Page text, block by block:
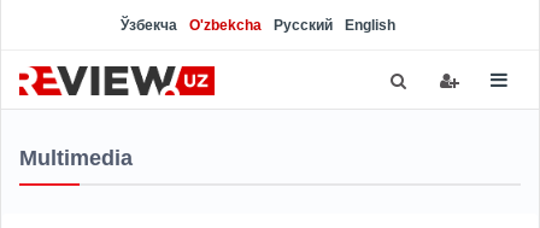
Ўзбекча O'zbekcha Русский English
Multimedia